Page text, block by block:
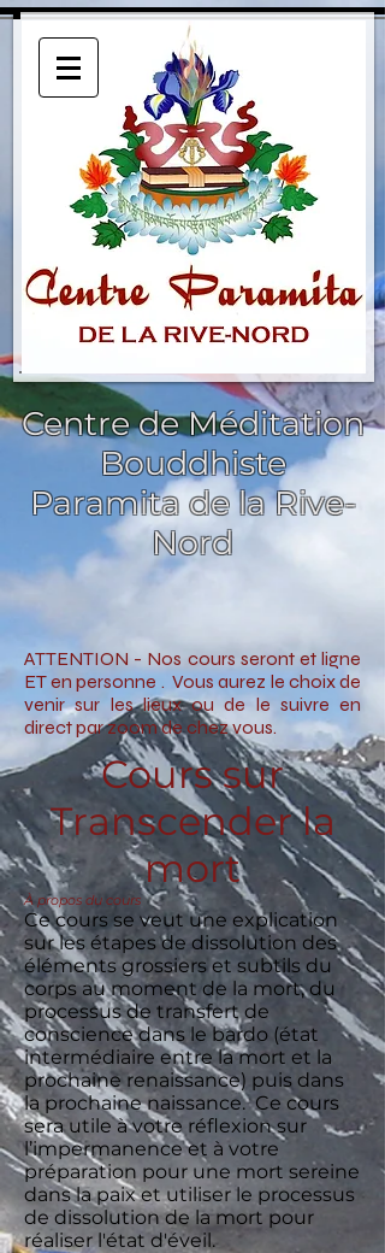
Centre de Méditation
Bouddhiste
Paramita de la Rive-
Nord
ATTENTION - Nos cours seront et ligne
ET en personne . Vous aurez le choix de
venir sur les lieux ou de le suivre en
direct par zoom de chez vous.
Cours sur
Transcender la
mort
À propos du cours
Ce cours se veut une explication
sur les étapes de dissolution des
éléments grossiers et subtils du
corps au moment de la mort, du
processus de transfert de
conscience dans le bardo (état
intermédiaire entre la mort et la
prochaine renaissance) puis dans
la prochaine naissance. Ce cours
sera utile à votre réflexion sur
l’impermanence et à votre
préparation pour une mort sereine
dans la paix et utiliser le processus
de dissolution de la mort pour
réaliser l'état d'éveil.